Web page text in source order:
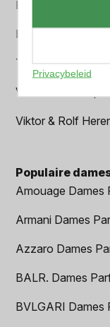
Parfum Gift Set
Prada Heren
Tom Ford Heren
Versace Heren
Viktor & Rolf
Populaire
Amouage Dames
Armani Dames
Azzaro Dames
BALR. Dames
BVLGARI Dames
Privacybeleid